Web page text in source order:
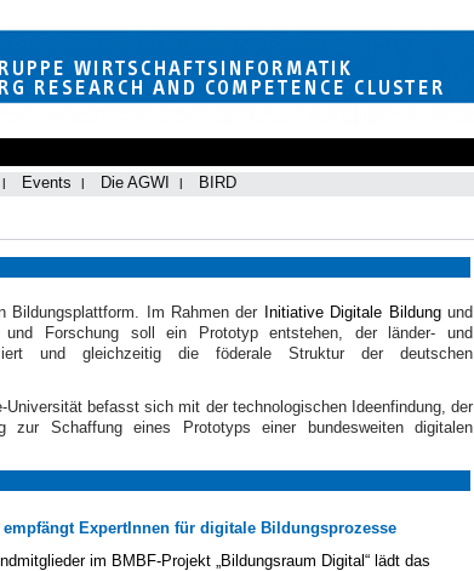
Events Die AGWI BIRD
Bildungsplattform. Im Rahmen der Initiative Digitale Bildungund
Forschung soll ein Prototyp entstehen, der länder- und
und gleichzeitig die föderale Struktur der deutschen
befasst sich mit der technologischen Ideenfindung, der
zur Schaffung eines Prototyps einer bundesweiten digitalen
empfängt ExpertInnen für digitale Bildungsprozesse
im BMBF-Projekt „Bildungsraum Digital“ lädt das